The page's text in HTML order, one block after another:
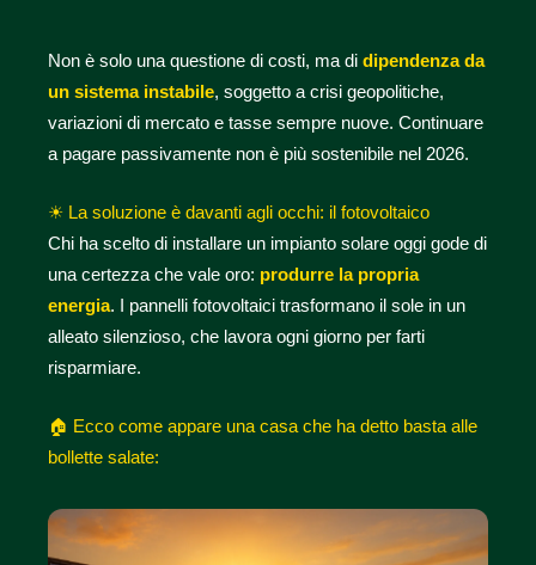
Non è solo una questione di costi, ma di dipendenza da
un sistema instabile, soggetto a crisi geopolitiche,
variazioni di mercato e tasse sempre nuove. Continuare
a pagare passivamente non è più sostenibile nel 2026.
☀ La soluzione è davanti agli occhi: il fotovoltaico
Chi ha scelto di installare un impianto solare oggi gode di
una certezza che vale oro: produrre la propria
energia. I pannelli fotovoltaici trasformano il sole in un
alleato silenzioso, che lavora ogni giorno per farti
risparmiare.
🏠 Ecco come appare una casa che ha detto basta alle
bollette salate: